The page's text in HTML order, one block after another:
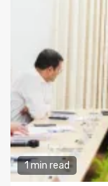
1 min read